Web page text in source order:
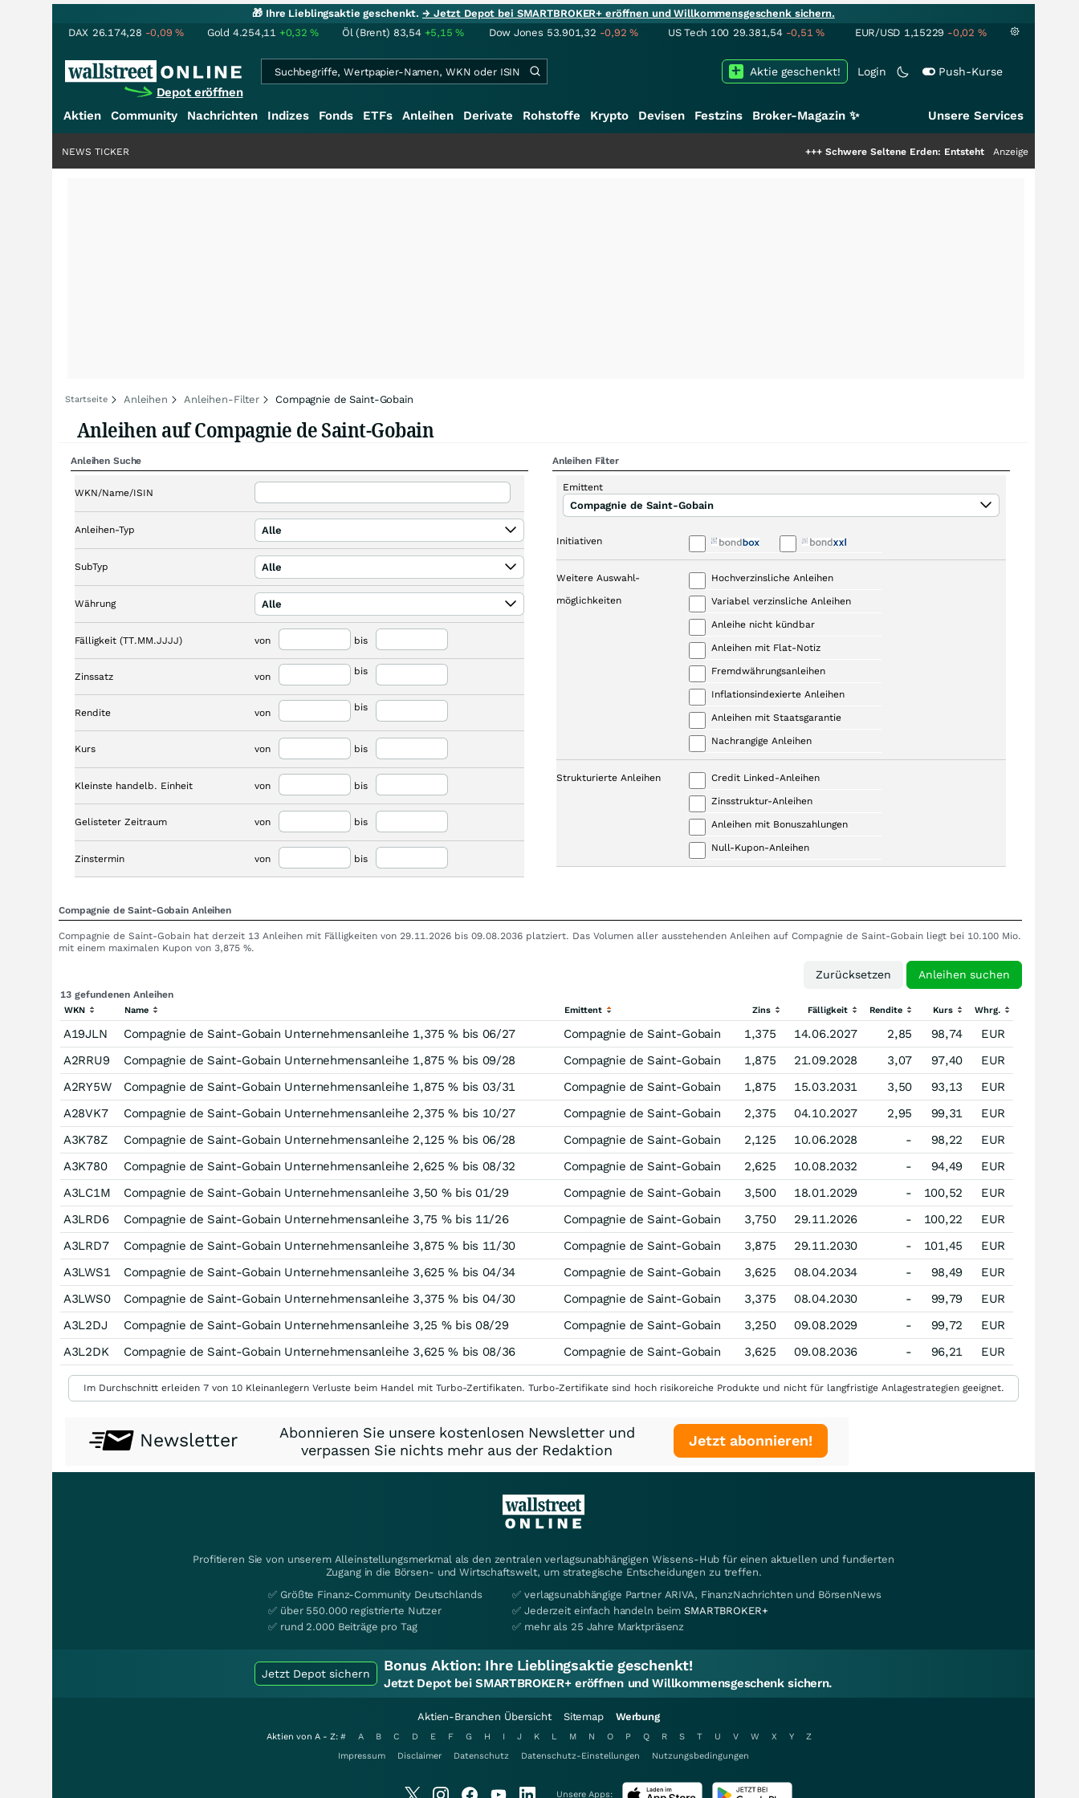
🎁 Ihre Lieblingsaktie geschenkt.→ Jetzt Depot bei SMARTBROKER+ eröffnen und Willkommensgeschenk sichern.
DAX 26.174,28 -0,09% Gold 4.254,11 +0,32% Öl (Brent) 83,54 +5,15% Dow Jones 53.901,32 -0,92% US Tech 100 29.381,54 -0,51% EUR/USD 1,15229 -0,02 %
Depot eröffnen
Login Push-Kurse
Aktie geschenkt!
Aktien Community Nachrichten Indizes Fonds ETFs Anleihen Derivate Rohstoffe Krypto Devisen Festzins Broker-Magazin ✨ Unsere Services
Schwere Seltene Erden: Entsteht hier die nächste
Anzeige
NEWS TICKER
Startseite Anleihen Anleihen-Filter Compagnie de Saint-Gobain
Anleihen auf Compagnie de Saint-Gobain
Anleihen Suche
WKN/Name/ISIN
Anleihen-Typ Alle
SubTyp Alle
Währung Alle
Fälligkeit (TT.MM.JJJJ) von bis
Zinssatz von bis
Rendite von bis
Kurs von bis
Kleinste handelb. Einheit von bis
Gelisteter Zeitraum von bis
Zinstermin von bis
Anleihen Filter
Emittent
Compagnie de Saint-Gobain
Initiativen
Weitere Auswahl-
möglichkeiten
Hochverzinsliche Anleihen
Variabel verzinsliche Anleihen
Anleihe nicht kündbar
Anleihen mit Flat-Notiz
Fremdwährungsanleihen
Inflationsindexierte Anleihen
Anleihen mit Staatsgarantie
Nachrangige Anleihen
Strukturierte Anleihen Credit Linked-Anleihen
Zinsstruktur-Anleihen
Anleihen mit Bonuszahlungen
Null-Kupon-Anleihen
Compagnie de Saint-Gobain Anleihen
Compagnie de Saint-Gobain hat derzeit 13 Anleihen mit Fälligkeiten von 29.11.2026 bis 09.08.2036 platziert. Das Volumen aller ausstehenden Anleihen auf Compagnie de Saint-Gobain liegt bei 10.100 Mio.
mit einem maximalen Kupon von 3,875 %.
13 gefundenen Anleihen
WKN Name Emittent Zins Fälligkeit Rendite Kurs Whrg.
A19JLN Compagnie de Saint-Gobain Unternehmensanleihe 1,375 % bis 06/27 Compagnie de Saint-Gobain 1,375 14.06.2027 2,85 98,74
EUR
A2RRU9
Compagnie de Saint-Gobain Unternehmensanleihe 1,875 % bis 09/28 Compagnie de Saint-Gobain 1,875 21.09.2028 3,07 97,40
EUR
A2RY5W
Compagnie de Saint-Gobain Unternehmensanleihe 1,875 % bis 03/31 Compagnie de Saint-Gobain 1,875 15.03.2031 3,50 93,13
EUR
A28VK7
Compagnie de Saint-Gobain Unternehmensanleihe 2,375 % bis 10/27 Compagnie de Saint-Gobain 2,375 04.10.2027 2,95 99,31
EUR
A3K78Z
Compagnie de Saint-Gobain Unternehmensanleihe 2,125 % bis 06/28 Compagnie de Saint-Gobain 2,125 10.06.2028 - 98,22
EUR
A3K780
Compagnie de Saint-Gobain Unternehmensanleihe 2,625 % bis 08/32 Compagnie de Saint-Gobain 2,625 10.08.2032 - 94,49
EUR
A3LC1M
Compagnie de Saint-Gobain Unternehmensanleihe 3,50 % bis 01/29 Compagnie de Saint-Gobain 3,500 18.01.2029 - 100,52
EUR
A3LRD6
Compagnie de Saint-Gobain Unternehmensanleihe 3,75 % bis 11/26 Compagnie de Saint-Gobain 3,750 29.11.2026 - 100,22
EUR
A3LRD7
Compagnie de Saint-Gobain Unternehmensanleihe 3,875 % bis 11/30 Compagnie de Saint-Gobain 3,875 29.11.2030 - 101,45
EUR
A3LWS1
Compagnie de Saint-Gobain Unternehmensanleihe 3,625 % bis 04/34 Compagnie de Saint-Gobain 3,625 08.04.2034 - 98,49
EUR
A3LWS0
Compagnie de Saint-Gobain Unternehmensanleihe 3,375 % bis 04/30 Compagnie de Saint-Gobain 3,375 08.04.2030 - 99,79
EUR
A3L2DJ
Compagnie de Saint-Gobain Unternehmensanleihe 3,25 % bis 08/29 Compagnie de Saint-Gobain 3,250 09.08.2029 - 99,72
EUR
A3L2DK
Compagnie de Saint-Gobain Unternehmensanleihe 3,625 % bis 08/36 Compagnie de Saint-Gobain 3,625 09.08.2036 - 96,21 EUR
Im Durchschnitt erleiden 7 von 10 Kleinanlegern Verluste beim Handel mit Turbo-Zertifikaten. Turbo-Zertifikate sind hoch risikoreiche Produkte und nicht für langfristige Anlagestrategien geeignet.
Newsletter
Abonnieren Sie unsere kostenlosen Newsletter und
verpassen Sie nichts mehr aus der Redaktion
Jetzt abonnieren!
Profitieren Sie von unserem Alleinstellungsmerkmal als den zentralen verlagsunabhängigen Wissens-Hub für einen aktuellen und fundierten
Zugang in die Börsen- und Wirtschaftswelt, um strategische Entscheidungen zu treffen.
✅ Größte Finanz-Community Deutschlands
✅ über 550.000 registrierte Nutzer
✅ rund 2.000 Beiträge pro Tag
✅ verlagsunabhängige Partner ARIVA, FinanzNachrichten und BörsenNews
✅ Jederzeit einfach handeln beimSMARTBROKER+
✅ mehr als 25 Jahre Marktpräsenz
Jetzt Depot sichern Bonus Aktion: Ihre Lieblingsaktie geschenkt!
Jetzt Depot bei SMARTBROKER+ eröffnen und Willkommensgeschenk sichern.
Aktien-Branchen Übersicht Sitemap Werbung
Aktien von A - Z: # A B C D E F G H I J K L M N O P Q R S T U V W X Y
Z
Impressum
Disclaimer Datenschutz Datenschutz-Einstellungen Nutzungsbedingungen
Unsere Apps: